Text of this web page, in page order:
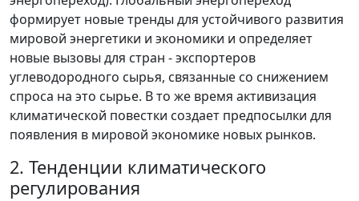
формирует новые тренды для устойчивого развития
мировой энергетики и экономики и определяет
новые вызовы для стран - экспортеров
углеводородного сырья, связанные со снижением
спроса на это сырье. В то же время активизация
климатической повестки создает предпосылки для
появления в мировой экономике новых рынков.
2. Тенденции климатического
регулирования